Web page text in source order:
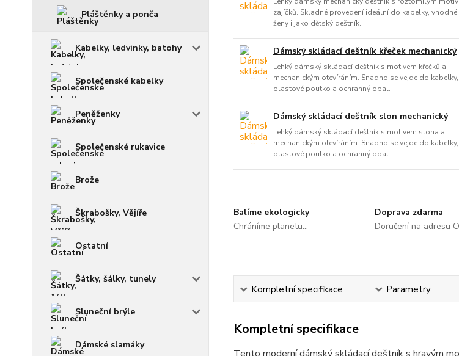
Pláštěnky a ponča
Kabelky, ledvinky, batohy
Společenské kabelky
Peněženky
Společenské rukavice
Brože
Škrabošky, Vějíře
Ostatní
Šátky, šálky, tunely
Sluneční brýle
Dámské slamáky
zajíčků. Skladné provedení ideální do kabelky,
ženy i jako dětský deštník.
Dámský skládací deštník křeček mechanický
Lehký dámský skládací deštník s motivem křečků a
mechanickým otevíráním. Snadno se vejde do
plastové poutko a ochranný obal.
Dámský skládací deštník slon mechanický
Lehký dámský skládací deštník s motivem slona a
mechanickým otevíráním. Snadno se vejde do
plastové poutko a ochranný obal.
Balíme ekologicky
Chráníme planetu...
Doprava zdarma
Doručení na adresu
Kompletní specifikace Parametry
Kompletní specifikace